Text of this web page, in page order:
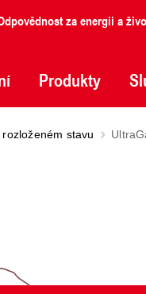
za energii a
Produkty
rozloženém stavu